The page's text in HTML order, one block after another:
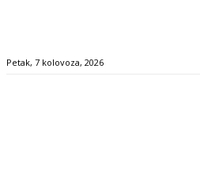
Petak, 7 kolovoza, 2026